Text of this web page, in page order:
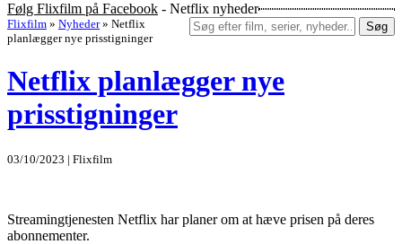
Følg Flixfilm på Facebook - Netflix nyheder
Søg
Flixfilm » Nyheder » Netflix
planlægger nye prisstigninger
Netflix planlægger nye
prisstigninger
03/10/2023 | Flixfilm
Streamingtjenesten Netflix har planer om at hæve prisen på deres
abonnementer.